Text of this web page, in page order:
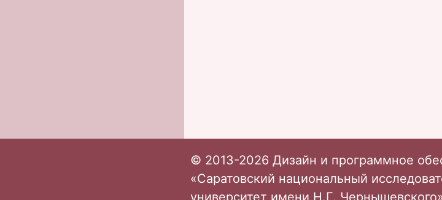
© 2013-2026 Дизайн и программное
«Саратовский национальный
университет имени Н.Г. Чернышевского»